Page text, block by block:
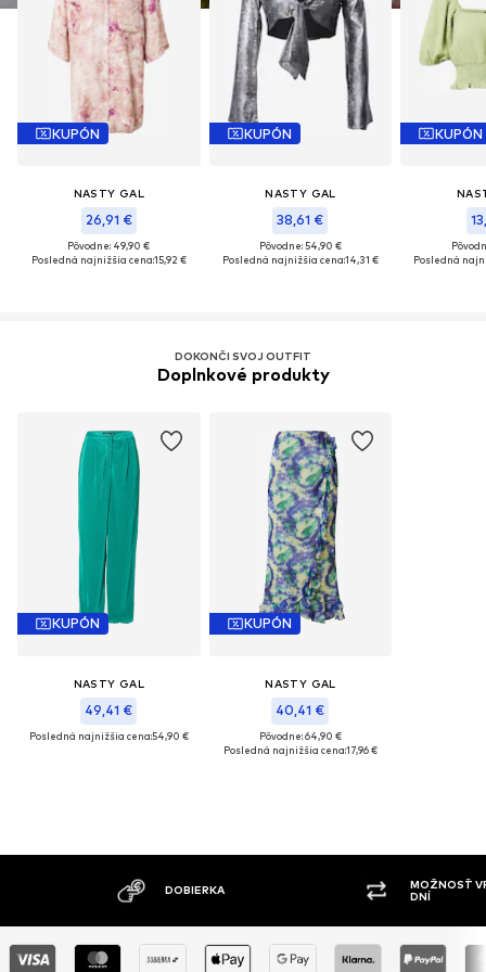
KUPÓN
NASTY GAL
26,91 €
Pôvodne: 49,90 €
Posledná najnižšia cena:15,92 €
KUPÓN
NASTY GAL
38,61 €
Pôvodne: 54,90 €
Posledná najnižšia cena:14,31 €
KUPÓN
Posledná
DOKONČI SVOJ OUTFIT
Doplnkové produkty
KUPÓN
NASTY GAL
49,41 €
Posledná najnižšia cena:54,90 €
KUPÓN
NASTY GAL
40,41 €
Pôvodne: 64,90 €
Posledná najnižšia cena:17,96 €
DOBIERKA
MOŽNOSŤ
DNÍ